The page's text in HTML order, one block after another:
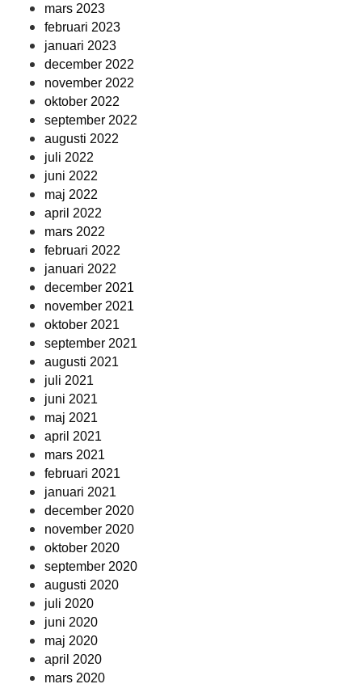
mars 2023
februari 2023
januari 2023
december 2022
november 2022
oktober 2022
september 2022
augusti 2022
juli 2022
juni 2022
maj 2022
april 2022
mars 2022
februari 2022
januari 2022
december 2021
november 2021
oktober 2021
september 2021
augusti 2021
juli 2021
juni 2021
maj 2021
april 2021
mars 2021
februari 2021
januari 2021
december 2020
november 2020
oktober 2020
september 2020
augusti 2020
juli 2020
juni 2020
maj 2020
april 2020
mars 2020